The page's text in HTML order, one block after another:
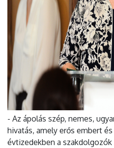
- Az ápolás szép, nemes,
hivatás, amely erős embert
évtizedekben a szakdolgozók